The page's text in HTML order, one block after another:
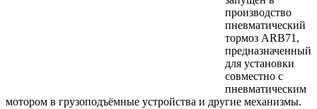
производство
пневматический
тормоз ARB71,
предназначенный
для установки
совместно с
пневматическим
мотором в грузоподъёмные устройства и другие механизмы.